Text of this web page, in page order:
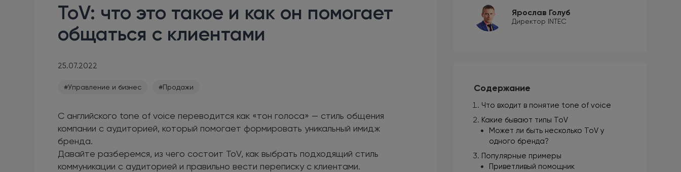
Ярослав Голуб
Директор INTEC
Содержание
Что входит в понятие tone of voice
Какие бывают типы ToV
Может ли быть несколько ToV у
одного бренда?
Популярные примеры
Приветливый помощник
ToV: что это такое и как он помогает
общаться с клиентами
25.07.2022
#Управление и бизнес #Продажи
С английского tone of voice переводится как «тон голоса» — стиль общения
компании с аудиторией, который помогает формировать уникальный имидж
бренда.
Давайте разберемся, из чего состоит ToV, как выбрать подходящий стиль
коммуникации с аудиторией и правильно вести переписку с клиентами.